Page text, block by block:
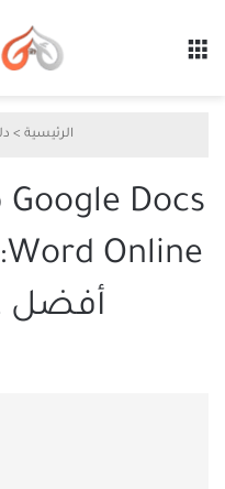
الرئيسية >
أفضل